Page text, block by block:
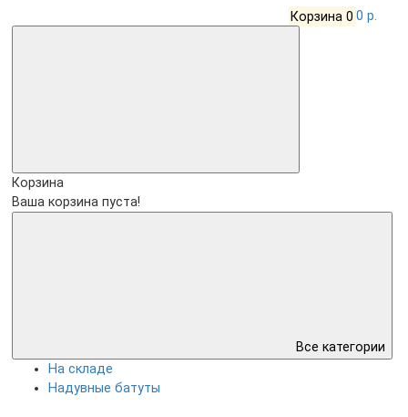
Корзина 0 0 р.
Корзина
Ваша корзина пуста!
Все категории
На складе
Надувные батуты